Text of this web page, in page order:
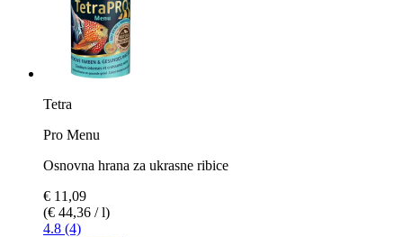
Tetra
Pro Menu
Osnovna hrana za ukrasne ribice
€ 11,09
(€ 44,36 / l)
4.8 (4)